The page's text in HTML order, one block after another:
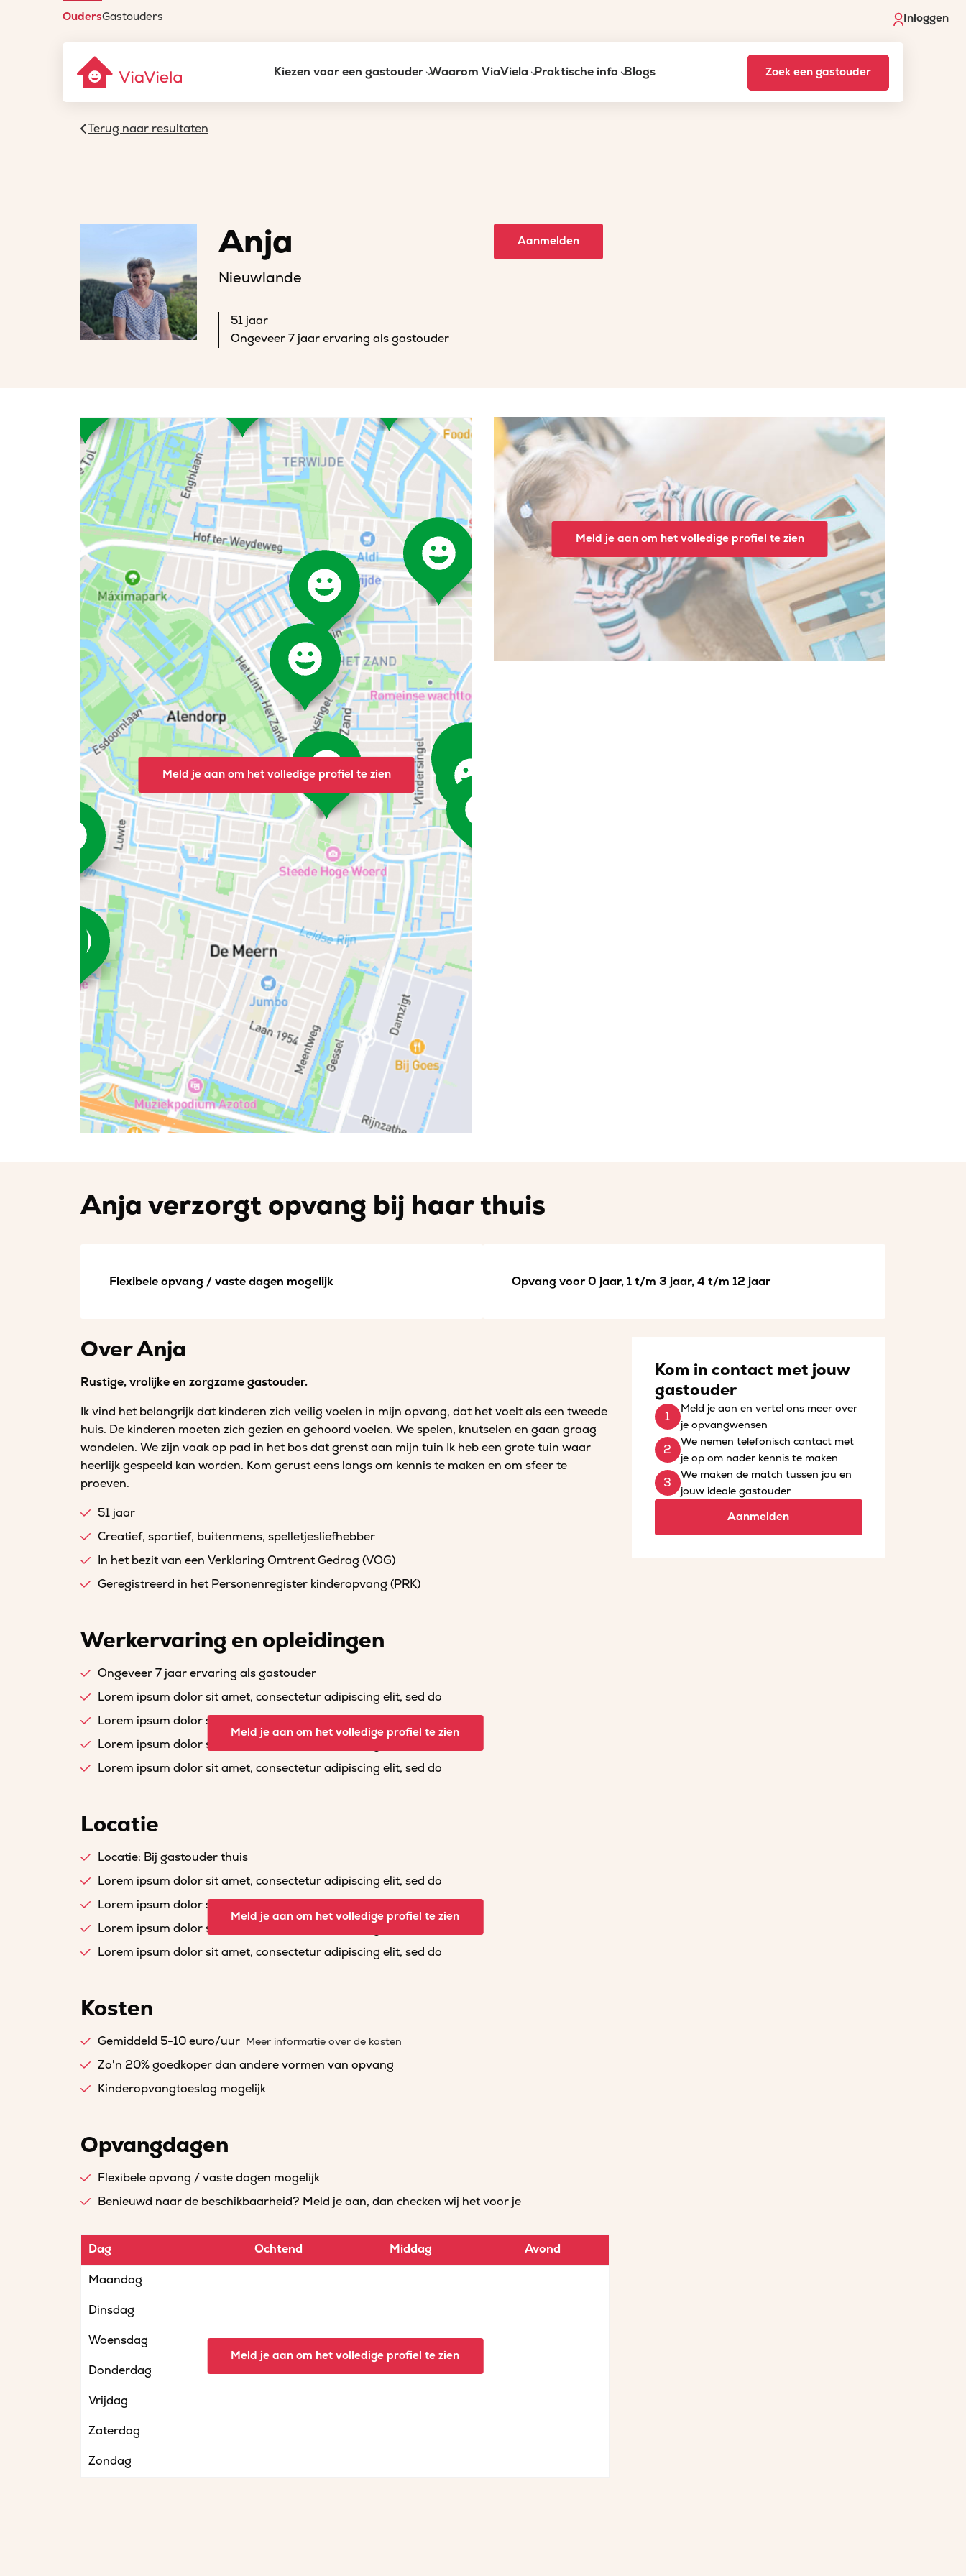
OudersGastouders Inloggen
Kiezen voor een gastouder Waarom ViaViela Praktische info Blogs Zoek een gastouder
Terug naar resultaten
Anja
Nieuwlande
51 jaar
Ongeveer 7 jaar ervaring als gastouder
Aanmelden
Meld je aan om het volledige profiel te zien
Meld je aan om het volledige profiel te zien
Anja verzorgt opvang bij haar thuis
Flexibele opvang / vaste dagen mogelijk Opvang voor 0 jaar, 1 t/m 3 jaar, 4 t/m 12 jaar
Over Anja
Rustige, vrolijke en zorgzame gastouder.
Ik vind het belangrijk dat kinderen zich veilig voelen in mijn opvang, dat het voelt als een tweede
huis. De kinderen moeten zich gezien en gehoord voelen. We spelen, knutselen en gaan graag
wandelen. We zijn vaak op pad in het bos dat grenst aan mijn tuin Ik heb een grote tuin waar
heerlijk gespeeld kan worden. Kom gerust eens langs om kennis te maken en om sfeer te
proeven.
51 jaar
Creatief, sportief, buitenmens, spelletjesliefhebber
In het bezit van een Verklaring Omtrent Gedrag (VOG)
Geregistreerd in het Personenregister kinderopvang (PRK)
Kom in contact met jouw
gastouder
Meld je aan en vertel ons meer over
je opvangwensen
We nemen telefonisch contact met
je op om nader kennis te maken
We maken de match tussen jou en
jouw ideale gastouder
Aanmelden
Werkervaring en opleidingen
Ongeveer 7 jaar ervaring als gastouder
Lorem ipsum dolor sit amet, consectetur adipiscing elit, sed do
Lorem ipsum dolor sit amet, consectetur adipiscing elit, sed do
Lorem ipsum dolor sit amet, consectetur adipiscing elit, sed do
Lorem ipsum dolor sit amet, consectetur adipiscing elit, sed do
Meld je aan om het volledige profiel te zien
Locatie
Locatie: Bij gastouder thuis
Lorem ipsum dolor sit amet, consectetur adipiscing elit, sed do
Lorem ipsum dolor sit amet, consectetur adipiscing elit, sed do
Lorem ipsum dolor sit amet, consectetur adipiscing elit, sed do
Lorem ipsum dolor sit amet, consectetur adipiscing elit, sed do
Meld je aan om het volledige profiel te zien
Kosten
Gemiddeld 5-10 euro/uur Meer informatie over de kosten
Zo'n 20% goedkoper dan andere vormen van opvang
Kinderopvangtoeslag mogelijk
Opvangdagen
Flexibele opvang / vaste dagen mogelijk
Benieuwd naar de beschikbaarheid? Meld je aan, dan checken wij het voor je
Dag Ochtend Middag Avond
Maandag
Dinsdag
Woensdag
Donderdag
Vrijdag
Zaterdag
Zondag
Meld je aan om het volledige profiel te zien